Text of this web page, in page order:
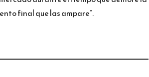
final que las ampare”.